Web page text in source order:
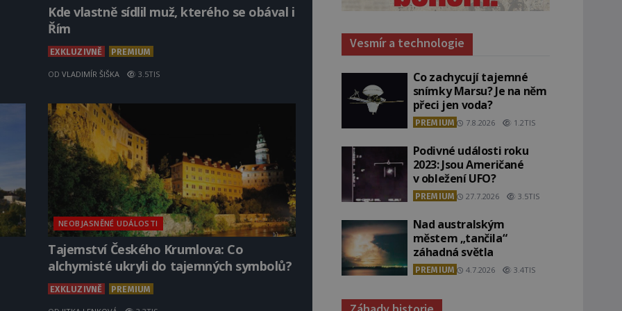
Kde vlastně sídlil muž, kterého se obával i
Řím
EXKLUZIVNĚ PREMIUM
OD VLADIMÍR ŠIŠKA 3.5TIS
NEOBJASNĚNÉ UDÁLOSTI
Tajemství Českého Krumlova: Co
alchymisté ukryli do tajemných symbolů?
EXKLUZIVNĚ PREMIUM
Vesmír a technologie
Co zachycují tajemné
snímky Marsu? Je na něm
přeci jen voda?
PREMIUM 7.8.2026 1.2TIS
Podivné události roku
2023: Jsou Američané
v obležení UFO?
PREMIUM 27.7.2026 3.5TIS
Nad australským
městem „tančila“
záhadná světla
PREMIUM 4.7.2026 3.4TIS